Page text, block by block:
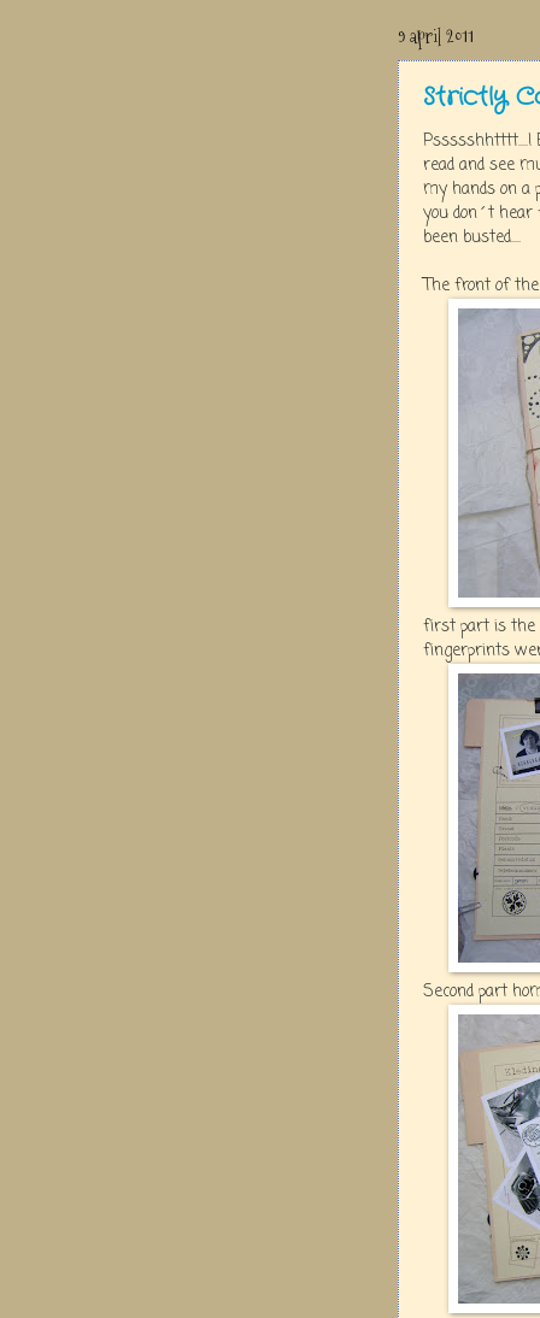
9 april 2011
Strictly
read and see
my hands on a
you don´t
been busted....
The front of
first part is the
fingerprints
Second part